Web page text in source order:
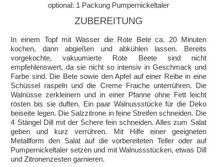
optional: 1 Packung Pumpernickeltaler
ZUBEREITUNG
In einem Topf mit Wasser die Rote Bete ca. 20 Minuten
kochen, dann abgießen und abkühlen lassen. Bereits
vorgekochte, vakuumierte Rote Beete sind nicht
empfehlenswert, da sie nicht so intensiv in Geschmack und
Farbe sind. Die Bete sowie den Apfel auf einer Reibe in eine
Schüssel raspeln und die Creme Fraiche unterrühren. Die
Walnüsse zerkleinern und in einer Pfanne ohne Fett leicht
rösten bis sie duften. Ein paar Walnussstücke für die Deko
beiseite legen. Die Salzzitrone in feine Streifen schneiden. Die
4 Stängel Dill mit der Schere fein schneiden. Alles zum Salat
geben und kurz verrühren. Mit Hilfe einer geeigneten
Metallform den Salat auf die vorbereiteten Teller oder auf
Pumpernickeltaler setzen und mit Walnussstücken, etwas Dill
und Zitronenzesten garnieren.